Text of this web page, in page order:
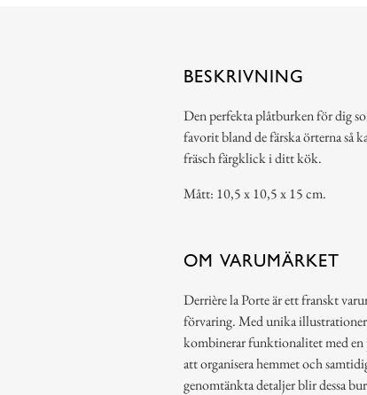
BESKRIVNING
Den perfekta plåtburken för dig
favorit bland de färska örterna så
fräsch färgklick i ditt kök.
Mått: 10,5 x 10,5 x 15 cm.
OM VARUMÄRKET
Derrière la Porte är ett franskt
förvaring. Med unika
kombinerar funktionalitet med
att organisera hemmet och
genomtänkta detaljer blir dessa